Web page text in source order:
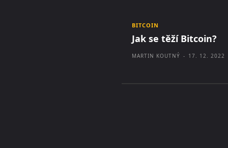
BITCOIN
Jak se těží Bitcoin?
MARTIN KOUTNÝ - 17. 12. 2022